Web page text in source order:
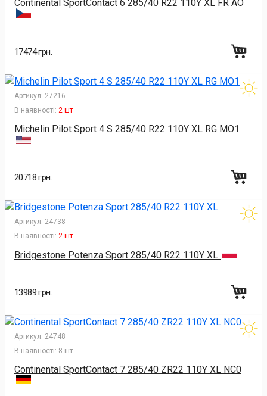
Continental SportContact 6 285/40 R22 110Y XL FR AO
17474 грн.
Артикул: 27216
В наявності: 2 шт
Michelin Pilot Sport 4 S 285/40 R22 110Y XL RG MO1
20718 грн.
Артикул: 24738
В наявності: 2 шт
Bridgestone Potenza Sport 285/40 R22 110Y XL
13989 грн.
Артикул: 24748
В наявності: 8 шт
Continental SportContact 7 285/40 ZR22 110Y XL NC0